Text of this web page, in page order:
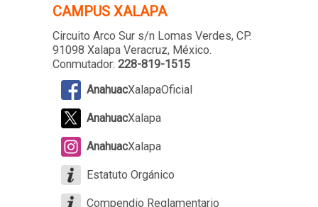
CAMPUS XALAPA
Circuito Arco Sur s/n Lomas Verdes, CP.
91098 Xalapa Veracruz, México.
Conmutador: 228-819-1515
AnahuacXalapaOficial
AnahuacXalapa
AnahuacXalapa
Estatuto Orgánico
Compendio Reglamentario